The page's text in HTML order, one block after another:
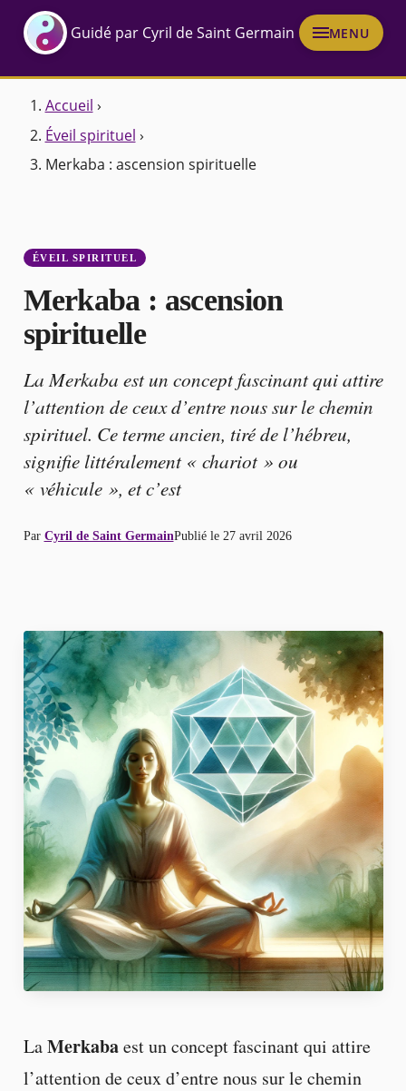
Guidé par Cyril de Saint Germain MENU
Accueil ›
Éveil spirituel ›
Merkaba : ascension spirituelle
ÉVEIL SPIRITUEL
Merkaba : ascension
spirituelle
La Merkaba est un concept fascinant qui attire
l’attention de ceux d’entre nous sur le chemin
spirituel. Ce terme ancien, tiré de l’hébreu,
signifie littéralement « chariot » ou
« véhicule », et c’est
Par Cyril de Saint GermainPublié le 27 avril 2026
LaMerkabaest un concept fascinant qui attire
l’attention de ceux d’entre nous sur le chemin